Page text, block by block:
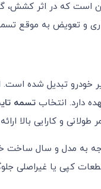
است که در اثر کشش،
و تعویض به موقع
خودرو تبدیل شده
دارد. انتخاب تسمه تایم 16 سوپاپ جیپ
طولانی و کارایی
به مدل و سال ساخت
کپی یا